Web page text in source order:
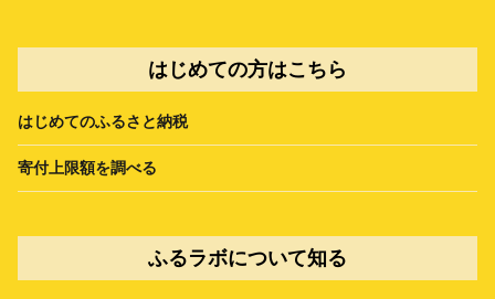
はじめての方はこちら
はじめてのふるさと納税
寄付上限額を調べる
ふるラボについて知る